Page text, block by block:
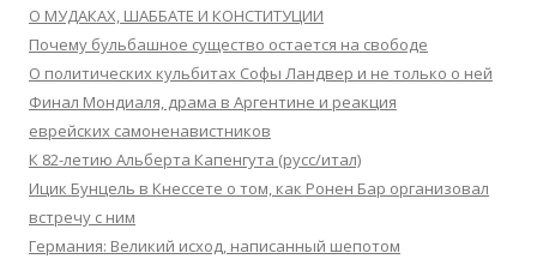
О МУДАКАХ, ШАББАТЕ И КОНСТИТУЦИИ
Почему бульбашное существо остается на свободе
О политических кульбитах Софы Ландвер и не только о ней
Финал Мондиаля, драма в Аргентине и реакция
еврейских самоненавистников
К 82-летию Альберта Капенгута (русс/итал)
Ицик Бунцель в Кнессете о том, как Ронен Бар организовал
встречу с ним
Германия: Великий исход, написанный шепотом